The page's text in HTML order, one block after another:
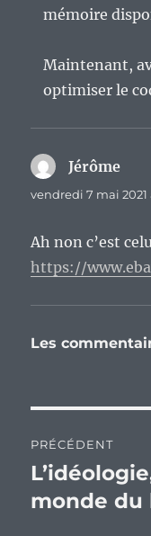
mémoire
Maintenant,
optimiser le
Jérôme
vendredi 7 mai
Ah non c’est
https://
Les
de
l’article
PRÉCÉDENT
Publication
précédente :
monde